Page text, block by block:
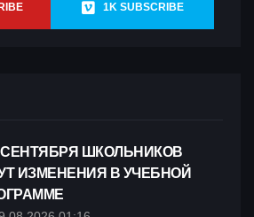
1K SUBSCRIBE
СЕНТЯБРЯ ШКОЛЬНИКОВ
ИЗМЕНЕНИЯ В УЧЕБНОЙ